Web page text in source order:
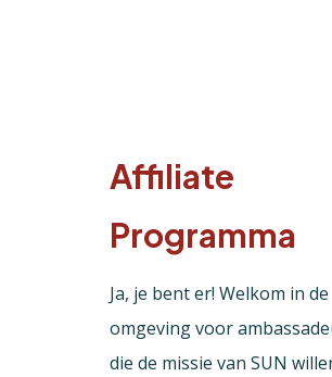
Affiliate
Programma
Ja, je bent er! Welkom in de
omgeving voor
die de missie van SUN